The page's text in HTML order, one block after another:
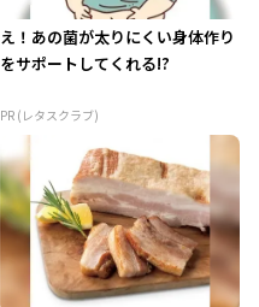
え！あの菌が太りにくい身体作り
をサポートしてくれる!?
PR (レタスクラブ)